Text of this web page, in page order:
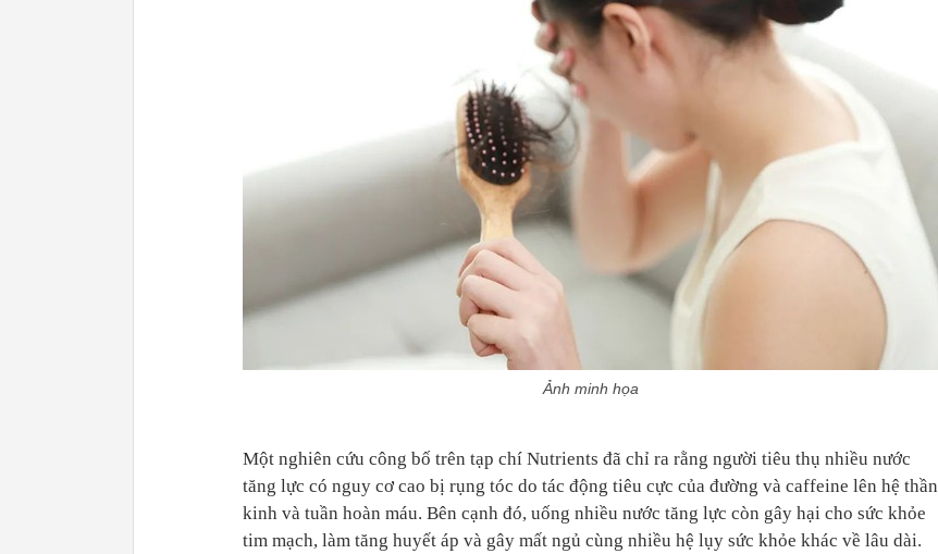
Ảnh minh họa
Một nghiên cứu công bố trên tạp chí Nutrients đã chỉ ra rằng người tiêu thụ nhiều nước
tăng lực có nguy cơ cao bị rụng tóc do tác động tiêu cực của đường và caffeine lên hệ thần
kinh và tuần hoàn máu. Bên cạnh đó, uống nhiều nước tăng lực còn gây hại cho sức khỏe
tim mạch, làm tăng huyết áp và gây mất ngủ cùng nhiều hệ lụy sức khỏe khác về lâu dài.